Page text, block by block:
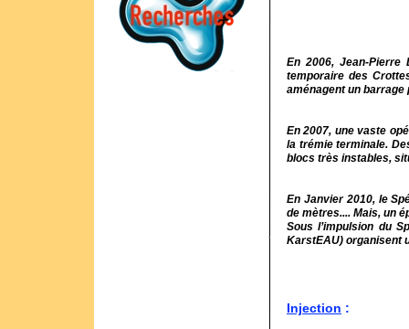
En 2006, Jean-
temporaire des
aménagent un
En 2007, une vaste
la trémie terminale.
blocs très instables,
En Janvier 2010, le
de mètres.... Mais, un
Sous l’impulsion du
KarstEAU) organisent
Injection :